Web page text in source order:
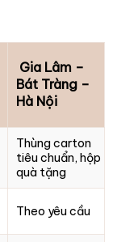
Gia Lâm –
Bát Tràng –
Hà Nội
Thùng carton
tiêu chuẩn, hộp
quà tặng
Theo yêu cầu